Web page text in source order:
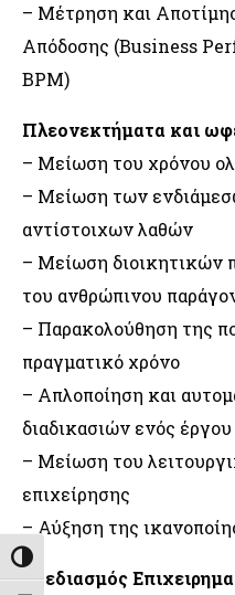
Εναλλαγή Υψηλής
– Μέτρηση και
Απόδοσης (Business
BPM)
Πλεονεκτήματα και
– Μείωση του χρόνου
– Μείωση των
αντίστοιχων λαθών
– Μείωση διοικητικών
του ανθρώπινου
– Παρακολούθηση της
πραγματικό χρόνο
– Απλοποίηση και
διαδικασιών ενός έργου
– Μείωση του
επιχείρησης
– Αύξηση της
Σχεδιασμός